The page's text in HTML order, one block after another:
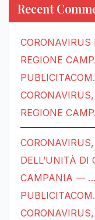
Recent
REGIONE
REGIONE
DELL’UNITÀ DI
CAMPANIA —